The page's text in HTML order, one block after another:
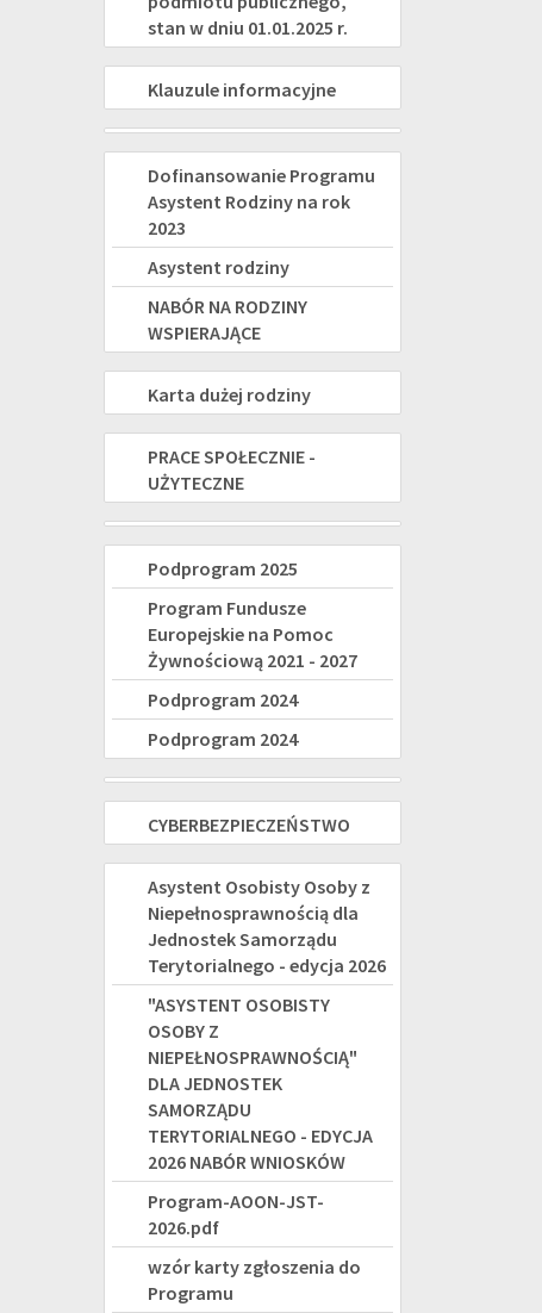
stan w dniu 01.01.2025 r.
KLAUZULE
INFORMACYJNE
Klauzule informacyjne
PROJEKTY
ASYSTENT
RODZINY
Dofinansowanie Programu
Asystent Rodziny na rok
2023
Asystent rodziny
NABÓR NA RODZINY
WSPIERAJĄCE
KARTA
DUŻEJ
RODZINY
Karta dużej rodziny
PRACE
SPOŁECZNIE-
UŻYTECZNE
PRACE SPOŁECZNIE -
UŻYTECZNE
Świadczenie
wspierające
nowe
świadczenie
osób
niepełnosprawnością
Program
Fundusze
Europejskie
na
Pomoc
Żywnościową
2021
2027
Podprogram 2025
Program Fundusze
Europejskie na Pomoc
Żywnościową 2021 - 2027
Podprogram 2024
Podprogram 2024
Korpus
Wsparcia
Seniorów
2025
CYBERBEZPIECZEŃSTWO
CYBERBEZPIECZEŃSTWO
"ASYSTENT
OSOBISTY
OSOBY
NIEPEŁNOSPRAWNOŚCIĄ"
JEDNOSTEK
SAMORZĄDU
TERYTORIALNEGO
-
EDYCJA
Asystent Osobisty Osoby z
Niepełnosprawnością dla
Jednostek Samorządu
Terytorialnego - edycja 2026
"ASYSTENT OSOBISTY
OSOBY Z
NIEPEŁNOSPRAWNOŚCIĄ"
DLA JEDNOSTEK
SAMORZĄDU
TERYTORIALNEGO - EDYCJA
2026 NABÓR WNIOSKÓW
Program-AOON-JST-
2026.pdf
wzór karty zgłoszenia do
Programu